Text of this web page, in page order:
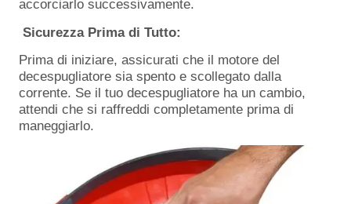
accorciarlo successivamente.
Sicurezza Prima di Tutto:
Prima di iniziare, assicurati che il motore del
decespugliatore sia spento e scollegato dalla
corrente. Se il tuo decespugliatore ha un cambio,
attendi che si raffreddi completamente prima di
maneggiarlo.